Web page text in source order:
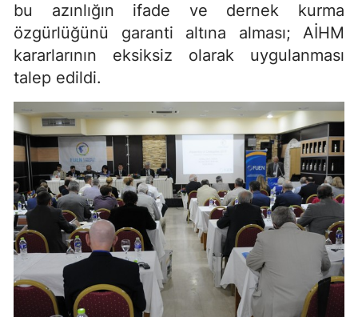
bu azınlığın ifade ve dernek kurma
özgürlüğünü garanti altına alması; AİHM
kararlarının eksiksiz olarak uygulanması
talep edildi.